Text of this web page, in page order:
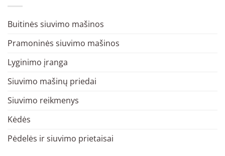
Buitinės siuvimo mašinos
Pramoninės siuvimo mašinos
Lyginimo įranga
Siuvimo mašinų priedai
Siuvimo reikmenys
Kėdės
Pėdelės ir siuvimo prietaisai